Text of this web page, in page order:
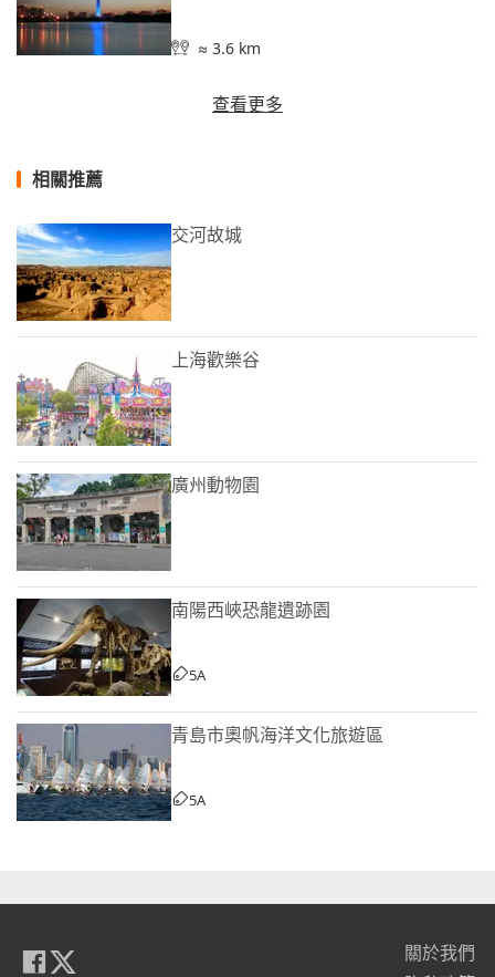
≈ 3.6 km
查看更多
相關推薦
交河故城
上海歡樂谷
廣州動物園
南陽西峽恐龍遺跡園
5A
青島市奧帆海洋文化旅遊區
5A
關於我們